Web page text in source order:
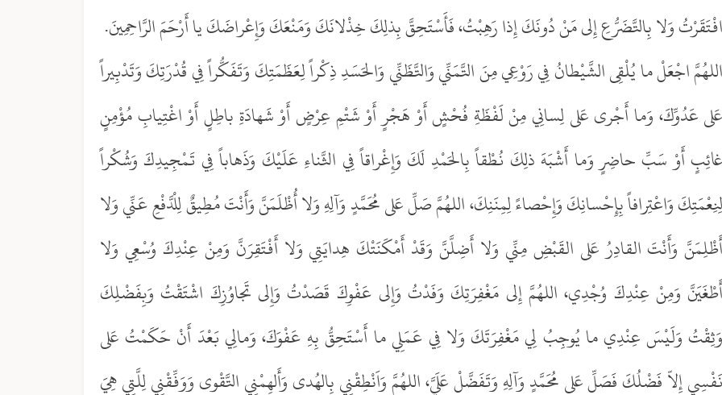
افْتَقَرْتُ وَلا بِالتَّضَرُّعِ إِلى مَنْ دُونَكَ إِذا رَهِبْتُ، فَأَسْتَحِقَّ بِذلِكَ خِذْلانَكَ وَمَنْعَكَ وَإِعْراضَكَ يا أَرْحَمَ الرَّاحِمِينَ.
اللهُمَّ اجْعَلْ ما يُلْقِى الشَّيْطانُ فِي رَوْعِي مِنَ التَّمَنِّي وَالتَّظَنِّي وَالحَسَدِ ذِكْراً لِعَظَمَتِكَ وَتَفَكُّراً فِي قُدْرَتِكَ وَتَدْبِيراً
عَلى عَدُوِّكَ، وَما أَجْرى عَلى لِسانِي مِنْ لَفْظَةِ فُحْشٍ أَوْ هَجْرٍ أَوْ شَتْمِ عِرْضٍ أَوْ شَهادَةِ باطِلٍ أَوْ اغْتِيابِ مُؤْمِنٍ
غائِبٍ أَوْ سَبِّ حاضِرٍ وَما أَشْبَهَ ذلِكَ نُطْقاً بِالحَمْدِ لَكَ وَإِغْراقاً فِي الثَّناءِ عَلَيْكَ وَذَهاباً فِي تَمْجِيدِكَ وَشُكْراً
لِنِعْمَتِكَ وَاعْتِرافاً بِإِحْسانِكَ وَإِحْصاءً لِمِنَنِكَ، اللهُمَّ صَلِّ عَلى مُحَمَّدٍ وَآلِهِ وَلا أُظْلَمَنَّ وَأَنْتَ مُطِيقٌ لِلْدَّفْعِ عَنِّي وَلا
أَظْلِمَنَّ وَأَنْتَ القادِرُ عَلى القَبْضِ مِنِّي وَلا أَضِلَّنَّ وَقَدْ أَمْكَنَتْكَ هِدايَتِي وَلا أَفْتَقِرَنَّ وَمِنْ عِنْدِكَ وُسْعِي وَلا
أَطْغَيَنَّ وَمِنْ عِنْدِكَ وُجْدِي، اللهُمَّ إِلى مَغْفِرَتِكَ وَفَدْتُ وَإِلى عَفْوِكَ قَصَدْتُ وَإِلى تَجاوُزِكَ اشْتَقْتُ وَبِفَضْلِكَ
وَثِقْتُ وَلَيْسَ عِنْدِي ما يُوجِبُ لِي مَغْفِرَتَكَ وَلا فِي عَمَلِي ما أَسْتَحِقُّ بِهِ عَفْوَكَ، وَمالِي بَعْدَ أَنْ حَكَمْتُ عَلى
نَفْسِي إِلاّ فَضْلُكَ فَصَلِّ عَلى مُحَمَّدٍ وَآلِهِ وَتَفَضَّلْ عَلَيَّ، اللهُمَّ وَاَنْطِقْنِي بِالهُدى وَأَلهِمْنِي التَّقْوى وَوَفِّقْنِي لِلَّتِي هِيَ